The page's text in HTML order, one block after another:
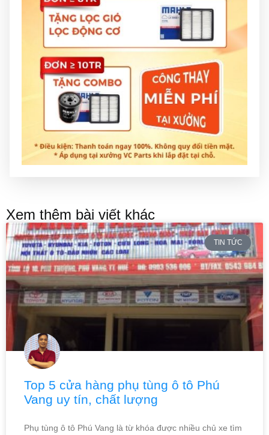
Xem thêm bài viết khác
TIN TỨC
Top 5 cửa hàng phụ tùng ô tô Phú
Vang uy tín, chất lượng
Phụ tùng ô tô Phú Vang là từ khóa được nhiều chủ xe tìm